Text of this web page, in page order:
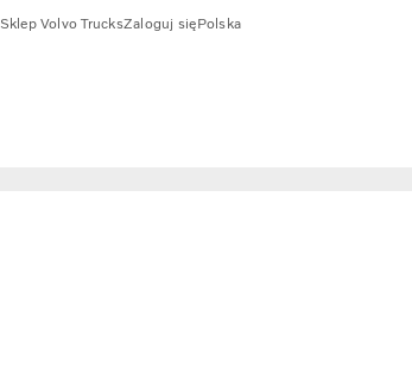
Sklep Volvo TrucksZaloguj sięPolska